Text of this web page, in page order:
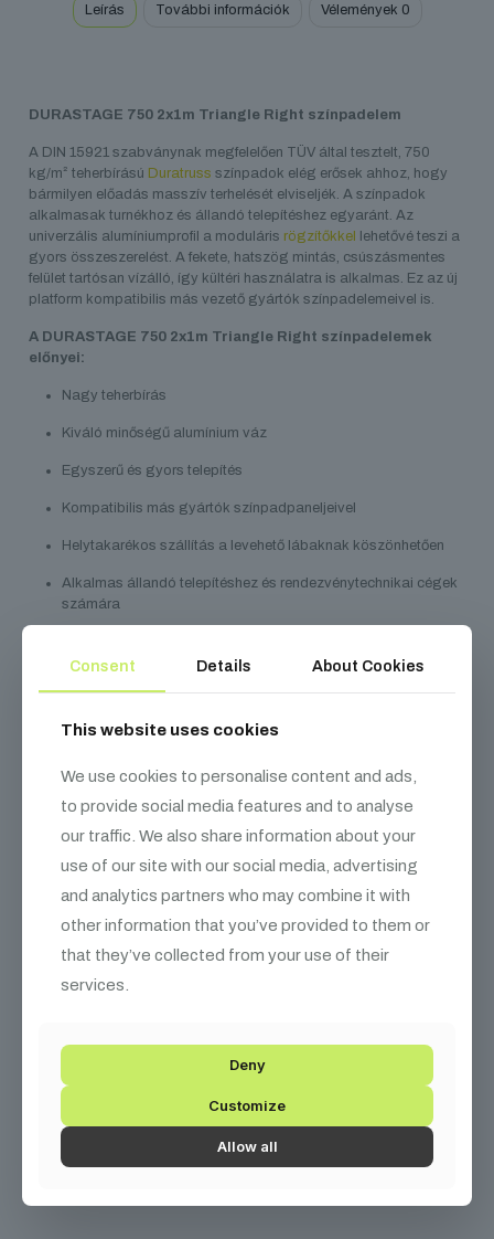
Leírás További információk Vélemények 0
DURASTAGE 750 2x1m Triangle Right színpadelem
A DIN 15921 szabványnak megfelelően TÜV által tesztelt, 750
kg/m² teherbírású Duratruss színpadok elég erősek ahhoz, hogy
bármilyen előadás masszív terhelését elviseljék. A színpadok
alkalmasak turnékhoz és állandó telepítéshez egyaránt. Az
univerzális alumíniumprofil a moduláris rögzítőkkel
lehetővé teszi a
gyors összeszerelést. A fekete, hatszög mintás, csúszásmentes
felület tartósan vízálló, így kültéri használatra is alkalmas. Ez az új
platform kompatibilis más vezető gyártók színpadelemeivel is.
A DURASTAGE 750 2x1m Triangle Right színpadelemek
előnyei:
Nagy teherbírás
Kiváló minőségű alumínium váz
Egyszerű és gyors telepítés
Kompatibilis más gyártók színpadpaneljeivel
Helytakarékos szállítás a levehető lábaknak köszönhetően
Alkalmas állandó telepítéshez és rendezvénytechnikai cégek
számára
átmérőig)
Kapcsolódótermékek
Consent Details About Cookies
This website uses cookies
We use cookies to personalise content and ads,
to provide social media features and to analyse
our traffic. We also share information about your
use of our site with our social media, advertising
and analytics partners who may combine it with
other information that you’ve provided to them or
that they’ve collected from your use of their
services.
Deny
Customize
Allow all